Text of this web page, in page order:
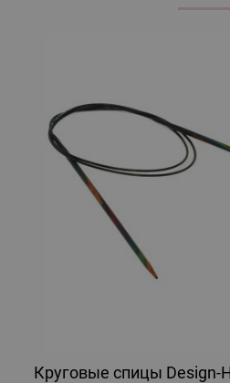
Круговые спицы Design-